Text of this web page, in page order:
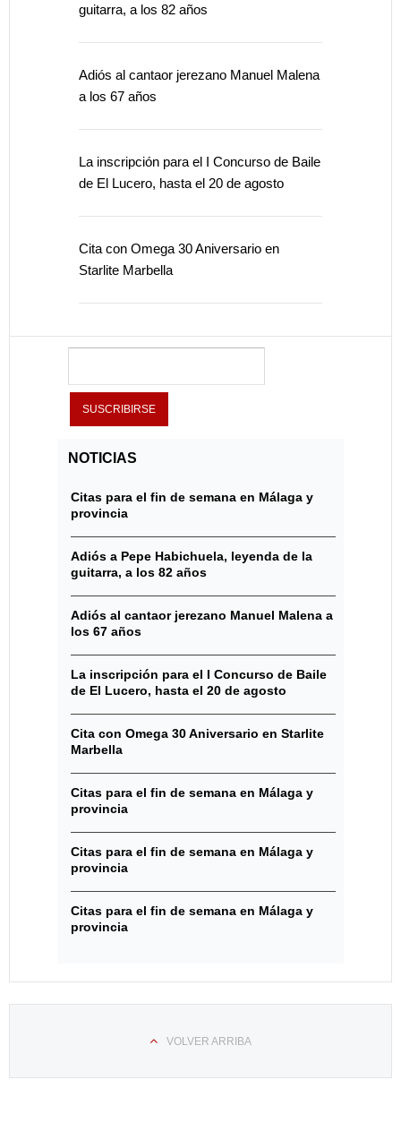
guitarra, a los 82 años
Adiós al cantaor jerezano Manuel Malena
a los 67 años
La inscripción para el I Concurso de Baile
de El Lucero, hasta el 20 de agosto
Cita con Omega 30 Aniversario en
Starlite Marbella
NOTICIAS
Citas para el fin de semana en Málaga y
provincia
Adiós a Pepe Habichuela, leyenda de la
guitarra, a los 82 años
Adiós al cantaor jerezano Manuel Malena a
los 67 años
La inscripción para el I Concurso de Baile
de El Lucero, hasta el 20 de agosto
Cita con Omega 30 Aniversario en Starlite
Marbella
Citas para el fin de semana en Málaga y
provincia
Citas para el fin de semana en Málaga y
provincia
Citas para el fin de semana en Málaga y
provincia
VOLVER ARRIBA